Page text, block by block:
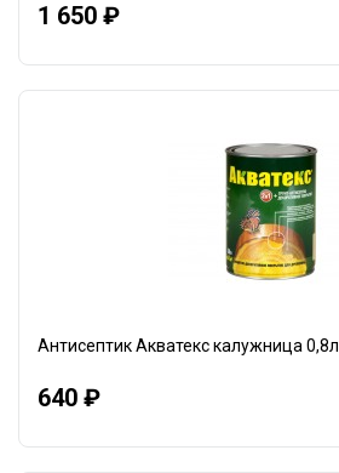
1 650 ₽
Антисептик Акватекс калужница 0,8л
640 ₽